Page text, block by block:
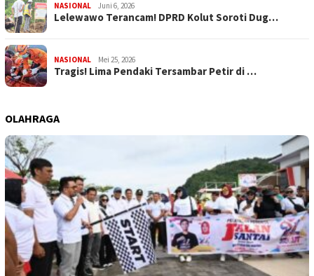
NASIONAL Juni 6, 2026
Lelewawo Terancam! DPRD Kolut Soroti Dug…
NASIONAL Mei 25, 2026
Tragis! Lima Pendaki Tersambar Petir di …
OLAHRAGA